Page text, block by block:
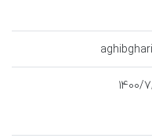
1400/7